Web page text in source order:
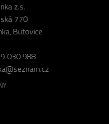
z.s.
770
Butovice
030 988